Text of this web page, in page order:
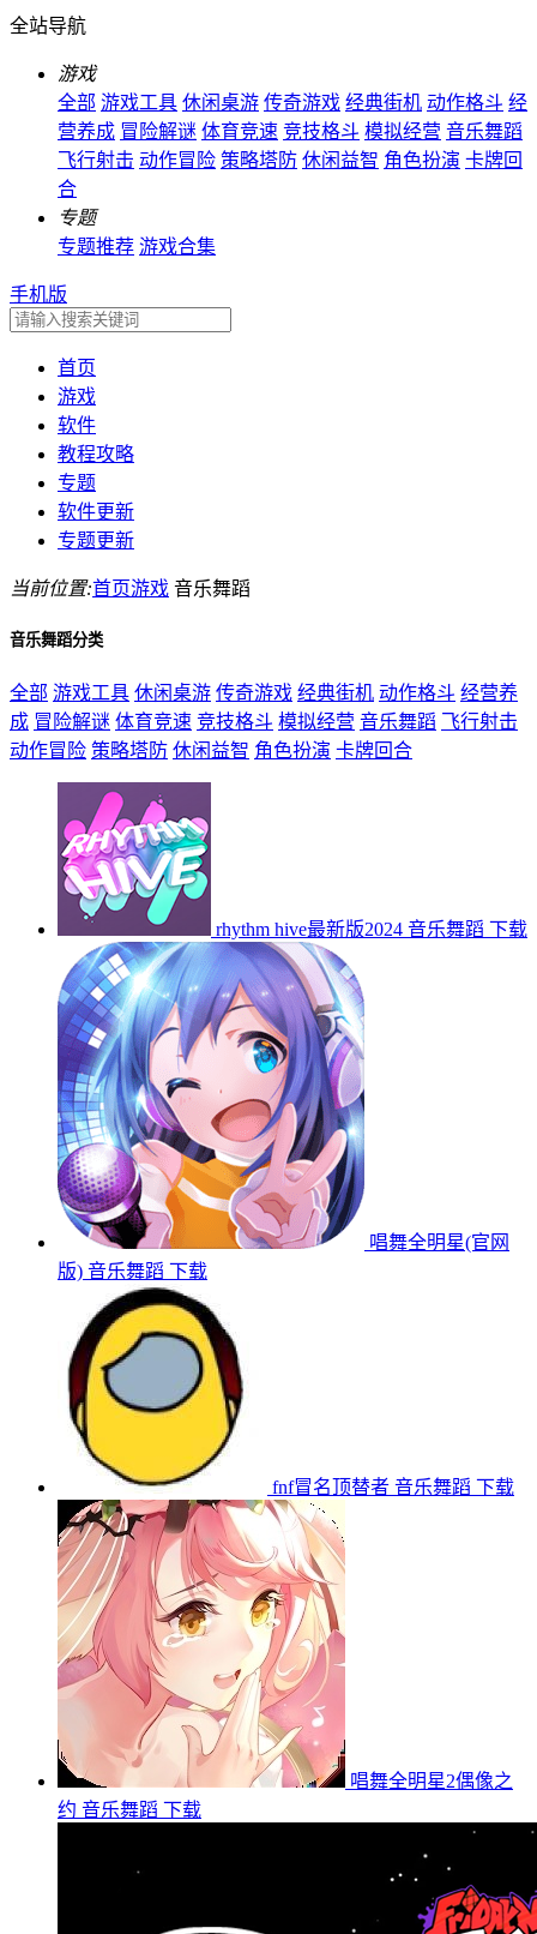
全站导航
游戏
全部 游戏工具 休闲桌游 传奇游戏 经典街机 动作格斗 经
营养成 冒险解谜 体育竞速 竞技格斗 模拟经营 音乐舞蹈
飞行射击 动作冒险 策略塔防 休闲益智 角色扮演 卡牌回
合
专题
专题推荐 游戏合集
手机版
首页
游戏
软件
教程攻略
专题
软件更新
专题更新
当前位置:首页游戏 音乐舞蹈
音乐舞蹈分类
全部 游戏工具 休闲桌游 传奇游戏 经典街机 动作格斗 经营养
成 冒险解谜 体育竞速 竞技格斗 模拟经营 音乐舞蹈 飞行射击
动作冒险 策略塔防 休闲益智 角色扮演 卡牌回合
rhythm hive最新版2024 音乐舞蹈 下载
唱舞全明星(官网
版) 音乐舞蹈 下载
fnf冒名顶替者 音乐舞蹈 下载
唱舞全明星2偶像之
约 音乐舞蹈 下载